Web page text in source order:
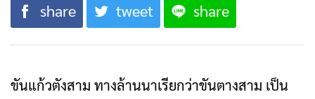
share tweet share
ขันแก้วตังสาม ทางล้านนาเรียกว่าขันตางสาม เป็น